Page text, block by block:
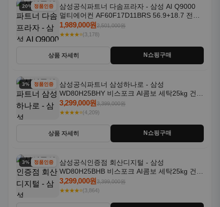
20% 할인정품인증
삼성공식파트너 다솜프라자 - 삼성 AI Q9000
멀티에어컨 AF60F17D11BRS 56.9+18.7 전국
기본설치포함
1,989,000원2,501,000원
★★★★⭐(3,178)
상품 자세히 N쇼핑구매
3% 할인정품인증
삼성공식파트너 삼성하나로 - 삼성
WD80H25BHY 비스포크 AI콤보 세탁25kg 건조
18kg 26년형 일체형 1등급
3,299,000원3,399,000원
★★★★⭐(4,209)
상품 자세히 N쇼핑구매
3% 할인정품인증
삼성공식인증점 회산디지털 - 삼성
WD80H25BHB 비스포크 AI콤보 세탁25kg 건조
18kg 26년형 일체형 1등급
3,299,000원3,399,000원
★★★★⭐(3,864)